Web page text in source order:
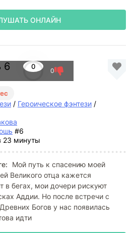
ОНЛАЙН
6 0
0
/ Героическое фэнтези /
#6
23 минуты
Мой путь к спасению моей
Великого отца кажется
в бегах, мои дочери рискуют
Аддии. Но после встречи с
Богов у нас появилась
идти